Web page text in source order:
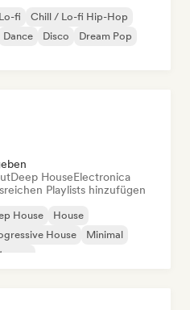
fi
Chill / Lo-fi Hip-Hop
Dance Disco
Dream Pop
Deep HouseElectronica
Playlists hinzufügen
House
House
House
Minimal